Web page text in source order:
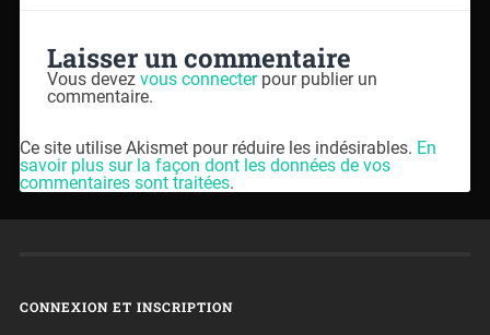
Laisser un commentaire
Vous devez vous connecterpour publier un
commentaire.
Ce site utilise Akismet pour réduire les indésirables. En
savoir plus sur la façon dont les données de vos
commentaires sont traitées.
CONNEXION ET INSCRIPTION